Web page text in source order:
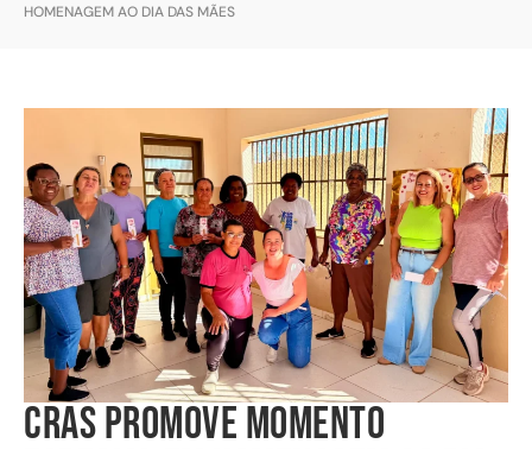
HOMENAGEM AO DIA DAS MÃES
CRAS PROMOVE MOMENTO